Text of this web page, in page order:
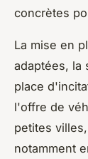
concrètes
La mise en
adaptées, la
place
l'offre de
petites
notamment